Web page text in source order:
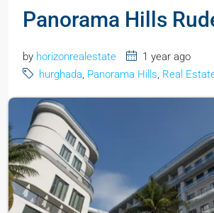
Panorama Hills
by horizonrealestate
1 year ago
hurghada, Panorama Hills, Real